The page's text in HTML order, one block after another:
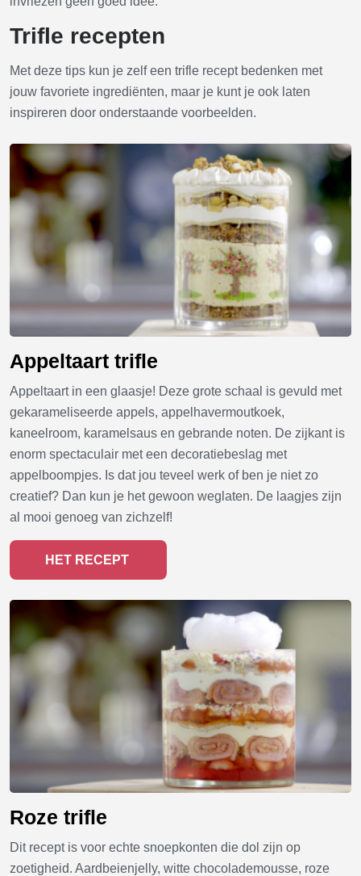
Trifle recepten
Met deze tips kun je zelf een trifle recept bedenken met
jouw favoriete ingrediënten, maar je kunt je ook laten
inspireren door onderstaande voorbeelden.
Appeltaart trifle
Appeltaart in een glaasje! Deze grote schaal is gevuld met
gekarameliseerde appels, appelhavermoutkoek,
kaneelroom, karamelsaus en gebrande noten. De zijkant is
enorm spectaculair met een decoratiebeslag met
appelboompjes. Is dat jou teveel werk of ben je niet zo
creatief? Dan kun je het gewoon weglaten. De laagjes zijn
al mooi genoeg van zichzelf!
HET RECEPT
Roze trifle
Dit recept is voor echte snoepkonten die dol zijn op
zoetigheid. Aardbeienjelly, witte chocolademousse, roze